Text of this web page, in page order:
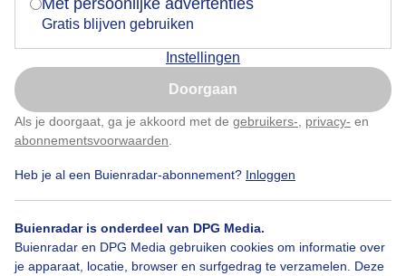
Met persoonlijke advertenties
Gratis blijven gebruiken
Instellingen
Doorgaan
Als je doorgaat, ga je akkoord met de gebruikers- privacy- en
abonnementsvoorwaarden
Heb je al een Buienradar-abonnement? Inloggen
Buienradar is onderdeel van DPG Media.
Buienradar en DPG Media gebruiken cookies om informatie over
je apparaat, locatie, browser en surfgedrag te verzamelen. Deze
Een moment geduld aub...
Nu niet, misschien later
Klik hierom dit aan te passen